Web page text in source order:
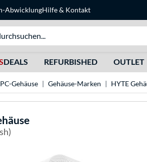
AbwicklungHilfe& Kontakt
DEALS REFURBISHED OUTLET
PC-Gehäuse Gehäuse-Marken HYTE